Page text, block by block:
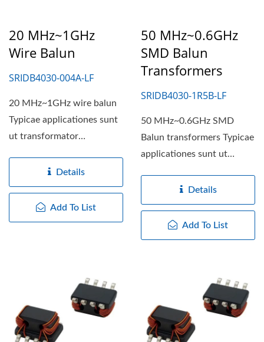
20 MHz~1GHz
Wire Balun
SRIDB4030-004A-LF
20 MHz~1GHz wire balun
Typicae applicationes sunt
ut transformator
isolationis,...Details
Add To List
50 MHz~0.6GHz
SMD Balun
Transformers
SRIDB4030-1R5B-LF
50 MHz~0.6GHz SMD
Balun transformers Typicae
applicationes sunt ut
impedimentum...
Details
Add To List